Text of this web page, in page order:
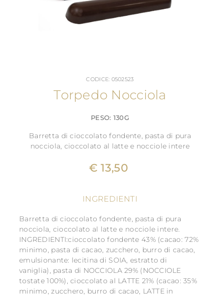
CODICE: 0502523
Torpedo Nocciola
PESO: 130G
Barretta di cioccolato fondente, pasta di pura
nocciola, cioccolato al latte e nocciole intere
€ 13,50
INGREDIENTI
Barretta di cioccolato fondente, pasta di pura
nocciola, cioccolato al latte e nocciole intere.
INGREDIENTI:cioccolato fondente 43% (cacao: 72%
minimo, pasta di cacao, zucchero, burro di cacao,
emulsionante: lecitina di SOIA, estratto di
vaniglia), pasta di NOCCIOLA 29% (NOCCIOLE
tostate 100%), cioccolato al LATTE 21% (cacao: 35%
minimo, zucchero, burro di cacao, LATTE in